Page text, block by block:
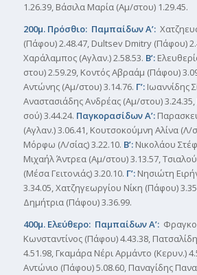
1.26.39, Βάσιλα Μαρία (Αμ/στου) 1.29.45.
200μ. Πρόσθιο: Παμπαίδων Α’:
(Πάφου) 2.48.47, Dultsev Dmitry (Πάφου)
Χαράλαμπος (Αγλαν.) 2.58.53. Β’:
στου) 2.59.29, Κοντός Αβραάμ (Πάφου)
Αντώνης (Αμ/στου) 3.14.76. Γ’: Ιωαννίδης
Αναστασιάδης Ανδρέας (Αμ/στου) 3.24.35,
σού) 3.44.24. Παγκορασίδων Α’:
(Αγλαν.) 3.06.41, Κουτσοκούμνη Αλίνα (Λ/
Μόρφω (Λ/σίας) 3.22.10. Β’: Νικολάου
Μιχαήλ Άντρεα (Αμ/στου) 3.13.57,
(Μέσα Γειτονιάς) 3.20.10. Γ’: Νησιώτη
3.34.05, Χατζηγεωργίου Νίκη (Πάφου)
Δημήτρια (Πάφου) 3.36.99.
400μ. Ελεύθερο: Παμπαίδων Α’:
Κωνσταντίνος (Πάφου) 4.43.38,
4.51.98, Γκαμάρα Νέρι Αρμάντο (Κερυν.)
Αντώνιο (Πάφου) 5.08.60, Παναγίδης